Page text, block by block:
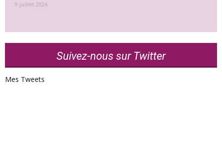
9 juillet 2026
Suivez-nous sur Twitter
Mes Tweets